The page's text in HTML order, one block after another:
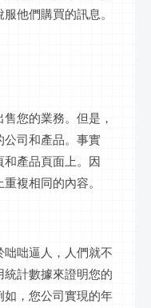
他們購買的訊息。
您的業務。但是，
公司和產品。事實
和產品頁面上。因
複相同的內容。
咄逼人，人們就不
計數據來證明您的
如，您公司實現的年